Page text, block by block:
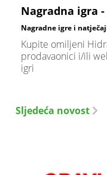
Nagradna igra
Nagradne igre i
Kupite omiljeni
prodavaonici i/ili
igri
Sljedeća novost